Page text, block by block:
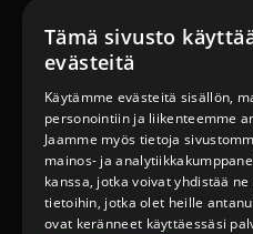
Tämä sivusto
evästeitä
Käytämme evästeitä sisällön,
personointiin ja liikenteemme
Jaamme myös tietoja
mainos- ja
kanssa, jotka voivat yhdistää
tietoihin, jotka olet heille
ovat keränneet käyttäessäsi